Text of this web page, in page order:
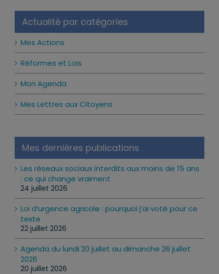
Actualité par catégories
Mes Actions
Réformes et Lois
Mon Agenda
Mes Lettres aux Citoyens
Mes dernières publications
Les réseaux sociaux interdits aux moins de 15 ans
: ce qui change vraiment
24 juillet 2026
Loi d’urgence agricole : pourquoi j’ai voté pour ce
texte
22 juillet 2026
Agenda du lundi 20 juillet au dimanche 26 juillet
2026
20 juillet 2026